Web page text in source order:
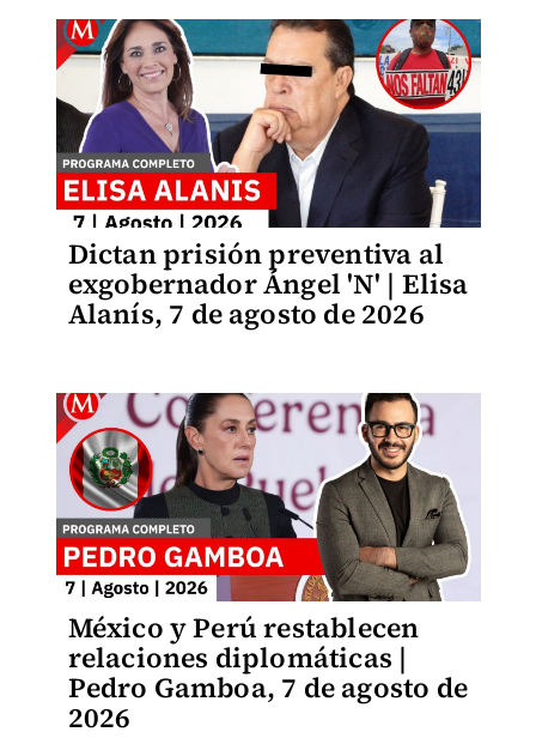
Dictan prisión preventiva al
exgobernador Ángel 'N' | Elisa
Alanís, 7 de agosto de 2026
México y Perú restablecen
relaciones diplomáticas |
Pedro Gamboa, 7 de agosto de
2026